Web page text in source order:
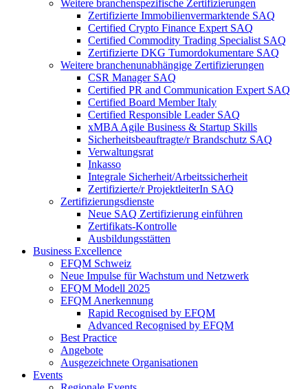
Weitere branchenspezifische Zertifizierungen
Zertifizierte Immobilienvermarktende SAQ
Certified Crypto Finance Expert SAQ
Certified Commodity Trading Specialist SAQ
Zertifizierte DKG Tumordokumentare SAQ
Weitere branchenunabhängige Zertifizierungen
CSR Manager SAQ
Certified PR and Communication Expert SAQ
Certified Board Member Italy
Certified Responsible Leader SAQ
xMBA Agile Business & Startup Skills
Sicherheitsbeauftragte/​r Brandschutz SAQ
Verwaltungsrat
Inkasso
Integrale Sicherheit/Arbeitssicherheit
Zertifizierte/r ProjektleiterIn SAQ
Zertifizierungsdienste
Neue SAQ Zertifizierung einführen
Zertifikats-Kontrolle
Ausbildungsstätten
Business Excellence
EFQM Schweiz
Neue Impulse für Wachstum und Netzwerk
EFQM Modell 2025
EFQM Anerkennung
Rapid Recognised by EFQM
Advanced Recognised by EFQM
Best Practice
Angebote
Ausgezeichnete Organisationen
Events